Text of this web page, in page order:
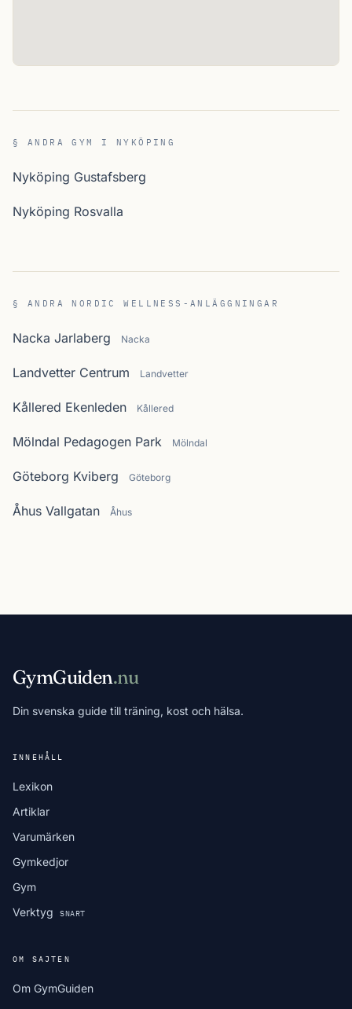
§ ANDRA GYM I NYKÖPING
Nyköping Gustafsberg
Nyköping Rosvalla
§ ANDRA NORDIC WELLNESS-ANLÄGGNINGAR
Nacka Jarlaberg Nacka
Landvetter Centrum Landvetter
Kållered Ekenleden Kållered
Mölndal Pedagogen Park Mölndal
Göteborg Kviberg Göteborg
Åhus Vallgatan Åhus
GymGuiden.nu
Din svenska guide till träning, kost och hälsa.
INNEHÅLL
Lexikon
Artiklar
Varumärken
Gymkedjor
Gym
Verktyg
SNART
OM SAJTEN
Om GymGuiden